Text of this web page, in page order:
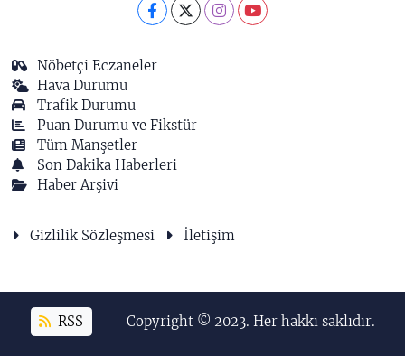
Nöbetçi Eczaneler
Hava Durumu
Trafik Durumu
Puan Durumu ve Fikstür
Tüm Manşetler
Son Dakika Haberleri
Haber Arşivi
Gizlilik Sözleşmesi İletişim
RSS Copyright © 2023. Her hakkı saklıdır.